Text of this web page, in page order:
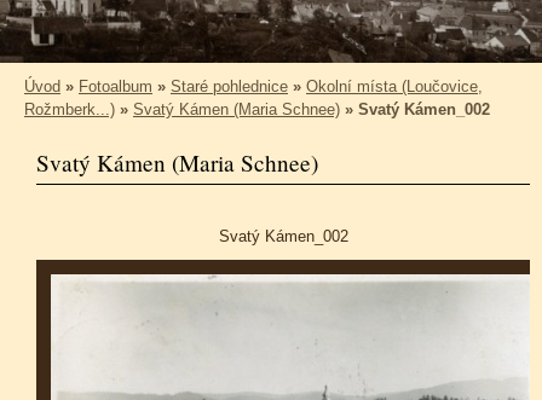
Úvod » Fotoalbum » Staré pohlednice » Okolní místa (Loučovice,
Rožmberk...) » Svatý Kámen (Maria Schnee) » Svatý Kámen_002
Svatý Kámen (Maria Schnee)
Svatý Kámen_002